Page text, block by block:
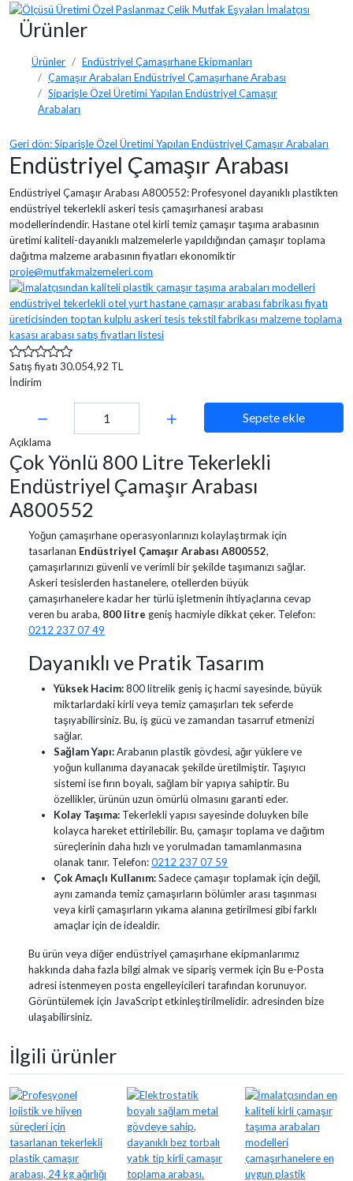
Ürünler
Ürünler
Endüstriyel Çamaşırhane Ekipmanları
Çamaşır Arabaları Endüstriyel Çamaşırhane Arabası
Siparişle Özel Üretimi Yapılan Endüstriyel Çamaşır
Arabaları
Geri dön: Siparişle Özel Üretimi Yapılan Endüstriyel Çamaşır Arabaları
Endüstriyel Çamaşır Arabası
Endüstriyel Çamaşır Arabası A800552: Profesyonel dayanıklı plastikten
endüstriyel tekerlekli askeri tesis çamaşırhanesi arabası
modellerindendir. Hastane otel kirli temiz çamaşır taşıma arabasının
üretimi kaliteli-dayanıklı malzemelerle yapıldığından çamaşır toplama
dağıtma malzeme arabasının fiyatları ekonomiktir
proje@mutfakmalzemeleri.com
Satış fiyatı 30.054,92 TL
İndirim
Sepete ekle
Açıklama
Çok Yönlü 800 Litre Tekerlekli
Endüstriyel Çamaşır Arabası
A800552
Yoğun çamaşırhane operasyonlarınızı kolaylaştırmak için
tasarlanan Endüstriyel Çamaşır Arabası A800552,
çamaşırlarınızı güvenli ve verimli bir şekilde taşımanızı sağlar.
Askeri tesislerden hastanelere, otellerden büyük
çamaşırhanelere kadar her türlü işletmenin ihtiyaçlarına cevap
veren bu araba, 800 litre geniş hacmiyle dikkat çeker. Telefon:
0212 237 07 49
Dayanıklı ve Pratik Tasarım
Yüksek Hacim:800 litrelik geniş iç hacmi sayesinde, büyük
miktarlardaki kirli veya temiz çamaşırları tek seferde
taşıyabilirsiniz. Bu, iş gücü ve zamandan tasarruf etmenizi
sağlar.
Sağlam Yapı:Arabanın plastik gövdesi, ağır yüklere ve
yoğun kullanıma dayanacak şekilde üretilmiştir. Taşıyıcı
sistemi ise fırın boyalı, sağlam bir yapıya sahiptir. Bu
özellikler, ürünün uzun ömürlü olmasını garanti eder.
Kolay Taşıma: Tekerlekli yapısı sayesinde doluyken bile
kolayca hareket ettirilebilir. Bu, çamaşır toplama ve dağıtım
süreçlerinin daha hızlı ve yorulmadan tamamlanmasına
olanak tanır. Telefon:0212 237 07 59
Çok Amaçlı Kullanım:Sadece çamaşır toplamak için değil,
aynı zamanda temiz çamaşırların bölümler arası taşınması
veya kirli çamaşırların yıkama alanına getirilmesi gibi farklı
amaçlar için de idealdir.
Bu ürün veya diğer endüstriyel çamaşırhane ekipmanlarımız
hakkında daha fazla bilgi almak ve sipariş vermek için Bu e-Posta
adresi istenmeyen posta engelleyicileri tarafından korunuyor.
Görüntülemek için JavaScript etkinleştirilmelidir. adresinden bize
ulaşabilirsiniz.
İlgili ürünler